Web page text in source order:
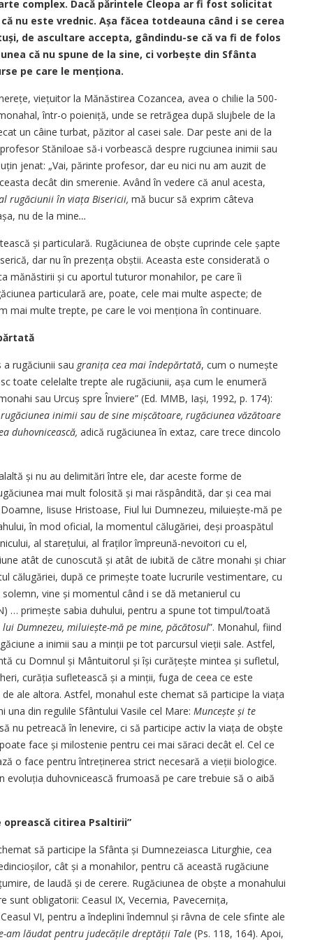
complex. Dacă părintele Cleopa ar fi fost solicitat
nu este vrednic. Așa făcea totdeauna când i se cerea
de ascultare accepta, gândindu-se că va fi de folos
că nu spune de la sine, ci vorbește din Sfânta
pe care le menționa.
viețuitor la Mănăstirea Cozancea, avea o chilie la 500-
într-o poieniță, unde se retrăgea după slujbele de la
un câine turbat, păzitor al casei sale. Dar peste ani de la
Stăniloae să-i vorbească despre rugciunea inimii sau
jenat: „Vai, părinte profesor, dar eu nici nu am auzit de
decât din smerenie. Având în vedere că anul acesta,
rugăciunii în viața Bisericii, mă bucur să exprim câteva
nu de la mine…
și particulară. Rugăciunea de obște cuprinde cele șapte
dar nu în prezența obștii. Aceasta este considerată o
mănăstirii și cu aportul tuturor monahilor, pe care îi
particulară are, poate, cele mai multe aspecte; de
mai multe trepte, pe care le voi menționa în continuare.
rugăciunii sau granița cea mai îndepărtată, cum o numește
toate celelalte trepte ale rugăciunii, așa cum le enumeră
sau Urcuș spre Înviere” (Ed. MMB, Iași, 1992, p. 174):
inimii sau de sine mișcătoare, rugăciunea văzătoare
duhovnicească, adică rugăciunea în extaz, care trece dincolo
și nu au delimitări între ele, dar aceste forme de
mai mult folosită și mai răspândită, dar și cea mai
Iisuse Hristoase, Fiul lui Dumnezeu, miluiește-mă pe
în mod oficial, la momentul călugăriei, deși proaspătul
al starețului, al fraților împreună-nevoitori cu el,
atât de cunoscută și atât de iubită de către monahi și chiar
călugăriei, după ce primește toate lucrurile vestimentare, cu
vine și momentul când i se dă metanierul cu
… primește sabia duhului, pentru a spune tot timpul/toată
Dumnezeu, miluiește-mă pe mine, păcătosul”. Monahul, fiind
a inimii sau a minții pe tot parcursul vieții sale. Astfel,
cu Domnul și Mântuitorul și își curățește mintea și sufletul,
curăția sufletească și a minții, fuga de ceea ce este
ale altora. Astfel, monahul este chemat să participe la viața
din regulile Sfântului Vasile cel Mare: Muncește și te
nu petreacă în lenevire, ci să participe activ la viața de obște
face și milostenie pentru cei mai săraci decât el. Cel ce
o face pentru întreținerea strict necesară a vieții biologice.
evoluția duhovnicească frumoasă pe care trebuie să o aibă
oprească citirea Psaltirii”
să participe la Sfânta și Dumnezeiasca Liturghie, cea
cât și a monahilor, pentru că această rugăciune
de laudă și de cerere. Rugăciunea de obște a monahului
obligatorii: Ceasul IX, Vecernia, Pavecernița,
VI, pentru a îndeplini îndemnul și râvna de cele sfinte ale
am lăudat pentru judecățile dreptății Tale (Ps. 118, 164). Apoi,